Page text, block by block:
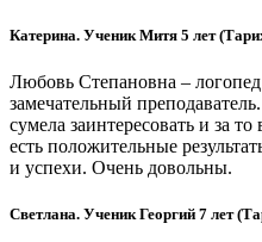
Катерина. Ученик Митя 5 лет
Любовь Степановна –
замечательный
сумела заинтересовать и за
есть положительные
и успехи. Очень довольны.
Светлана. Ученик Георгий 7 лет